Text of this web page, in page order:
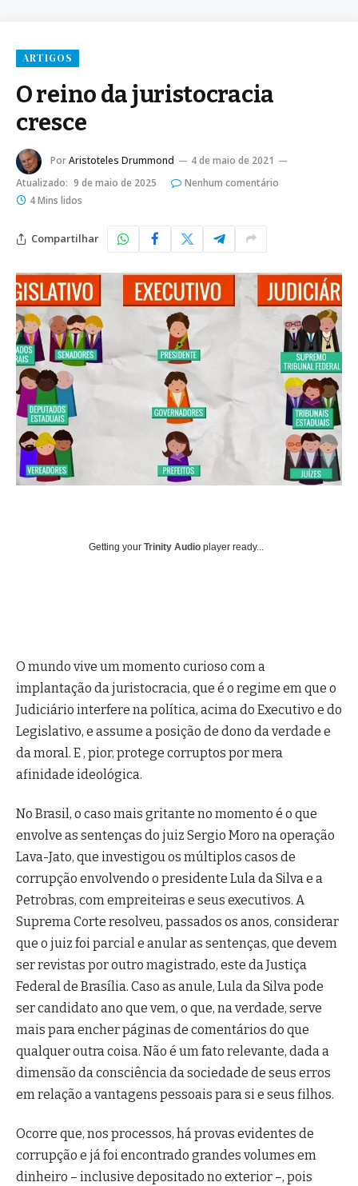
ARTIGOS
O reino da juristocracia
cresce
PorAristoteles Drummond
4 de maio de 2021
Atualizado: 9 de maio de 2025
Nenhum comentário
4 Mins lidos
Compartilhar
Getting your Trinity Audio player ready...
O mundo vive um momento curioso com a
implantação da juristocracia, que é o regime em que o
Judiciário interfere na política, acima do Executivo e do
Legislativo, e assume a posição de dono da verdade e
da moral. E , pior, protege corruptos por mera
afinidade ideológica.
No Brasil, o caso mais gritante no momento é o que
envolve as sentenças do juiz Sergio Moro na operação
Lava-Jato, que investigou os múltiplos casos de
corrupção envolvendo o presidente Lula da Silva e a
Petrobras, com empreiteiras e seus executivos. A
Suprema Corte resolveu, passados os anos, considerar
que o juiz foi parcial e anular as sentenças, que devem
ser revistas por outro magistrado, este da Justiça
Federal de Brasília. Caso as anule, Lula da Silva pode
ser candidato ano que vem, o que, na verdade, serve
mais para encher páginas de comentários do que
qualquer outra coisa. Não é um fato relevante, dada a
dimensão da consciência da sociedade de seus erros
em relação a vantagens pessoais para si e seus filhos.
Ocorre que, nos processos, há provas evidentes de
corrupção e já foi encontrado grandes volumes em
dinheiro – inclusive depositado no exterior –, pois